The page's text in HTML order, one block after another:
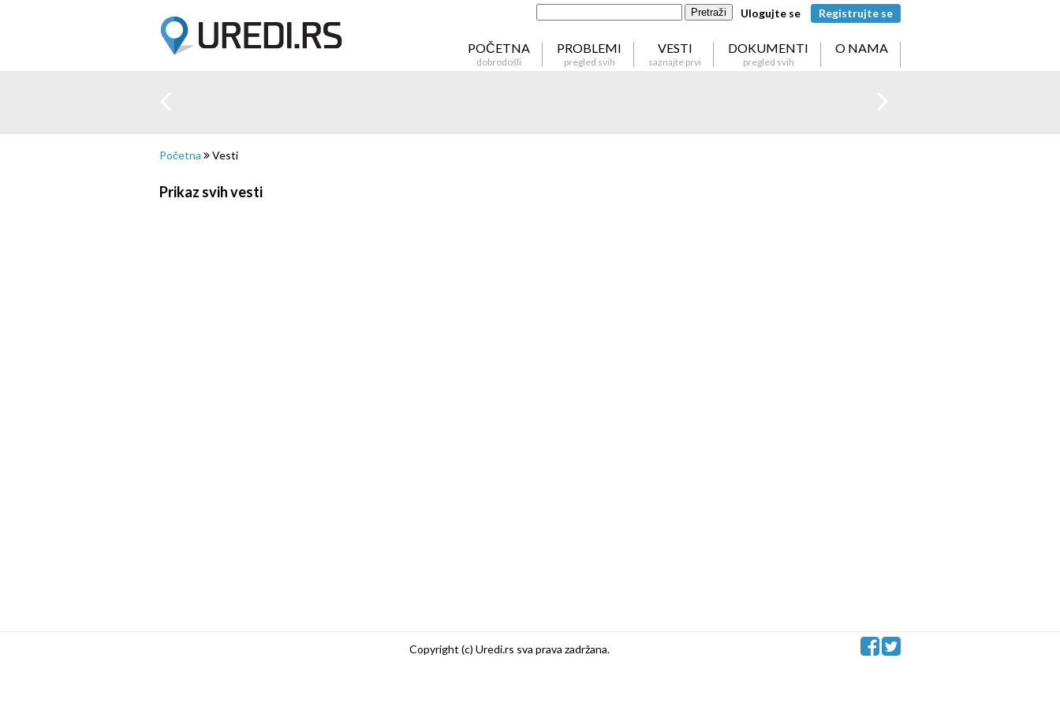
Pretraži Ulogujte se Registrujte se
POČETNA
dobrodošli
PROBLEMI
pregled svih
VESTI
saznajte prvi
DOKUMENTI
pregled svih
O NAMA
Kome da prijavim pojavu većeg broja pasa lutalica u ulic...
Početna Vesti
Prikaz svih vesti
Copyright (c) Uredi.rs sva prava zadržana.